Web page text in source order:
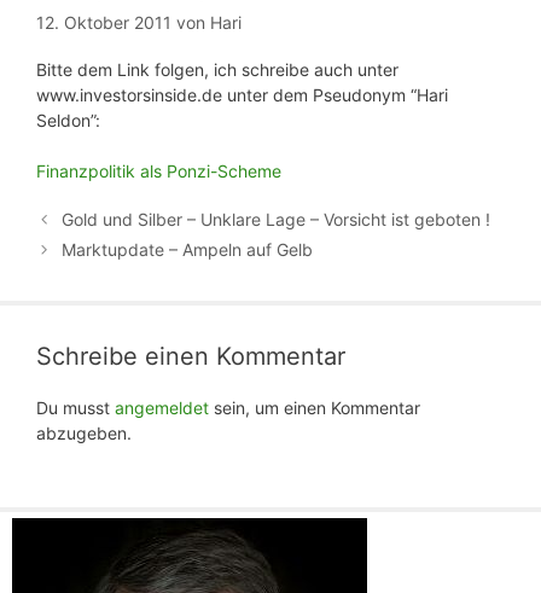
12. Oktober 2011 von Hari
Bitte dem Link folgen, ich schreibe auch unter
www.investorsinside.de unter dem Pseudonym “Hari
Seldon”:
Finanzpolitik als Ponzi-Scheme
Gold und Silber – Unklare Lage – Vorsicht ist geboten !
Marktupdate – Ampeln auf Gelb
Schreibe einen Kommentar
Du musst angemeldet sein, um einen Kommentar
abzugeben.